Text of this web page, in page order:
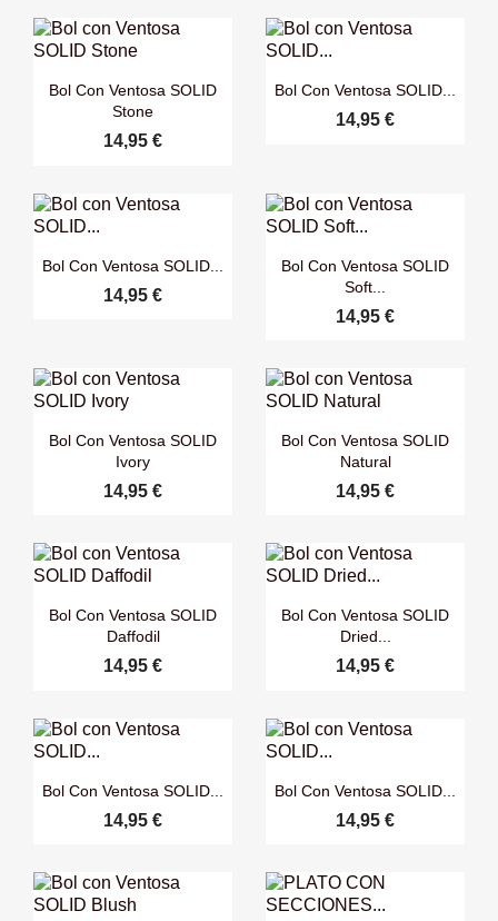
 Vista rápida
Bol Con Ventosa SOLID
Stone
14,95 €
 Vista rápida
Bol Con Ventosa SOLID...
14,95 €
 Vista rápida
Bol Con Ventosa SOLID...
14,95 €
 Vista rápida
Bol Con Ventosa SOLID
Soft...
14,95 €
 Vista rápida
Bol Con Ventosa SOLID
Ivory
14,95 €
 Vista rápida
Bol Con Ventosa SOLID
Natural
14,95 €
 Vista rápida
Bol Con Ventosa SOLID
Daffodil
14,95 €
 Vista rápida
Bol Con Ventosa SOLID
Dried...
14,95 €
 Vista rápida
Bol Con Ventosa SOLID...
14,95 €
 Vista rápida
Bol Con Ventosa SOLID...
14,95 €